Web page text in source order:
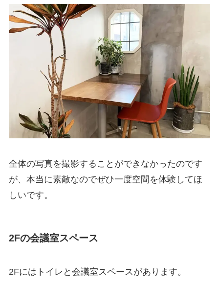
全体の写真を撮影することができなかったのです
が、本当に素敵なのでぜひ一度空間を体験してほ
しいです。
2Fの会議室スペース
2Fにはトイレと会議室スペースがあります。